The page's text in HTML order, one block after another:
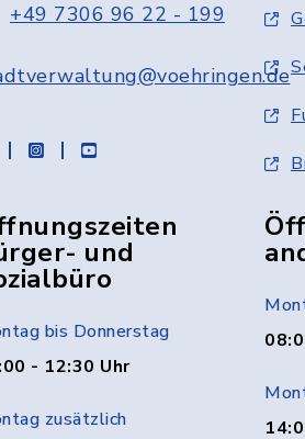
+49 7306 96 22 - 199
instagramyoutube
und
bis Donnerstag
- 12:30 Uhr
zusätzlich